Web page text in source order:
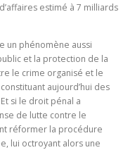
estimé à 7 milliards
un phénomène aussi
et la protection de la
le crime organisé et le
aujourd’hui des
si le droit pénal a
de lutte contre le
réformer la procédure
lui octroyant alors une